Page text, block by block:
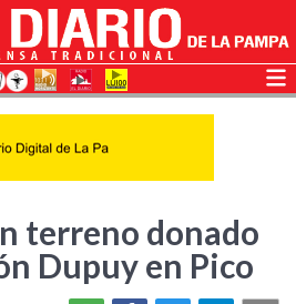
terreno donado
Dupuy en Pico